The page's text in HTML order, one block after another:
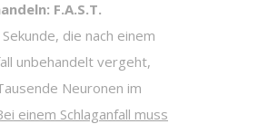
F.A.S.T.
die nach einem
unbehandelt vergeht,
Neuronen im
einem Schlaganfall muss